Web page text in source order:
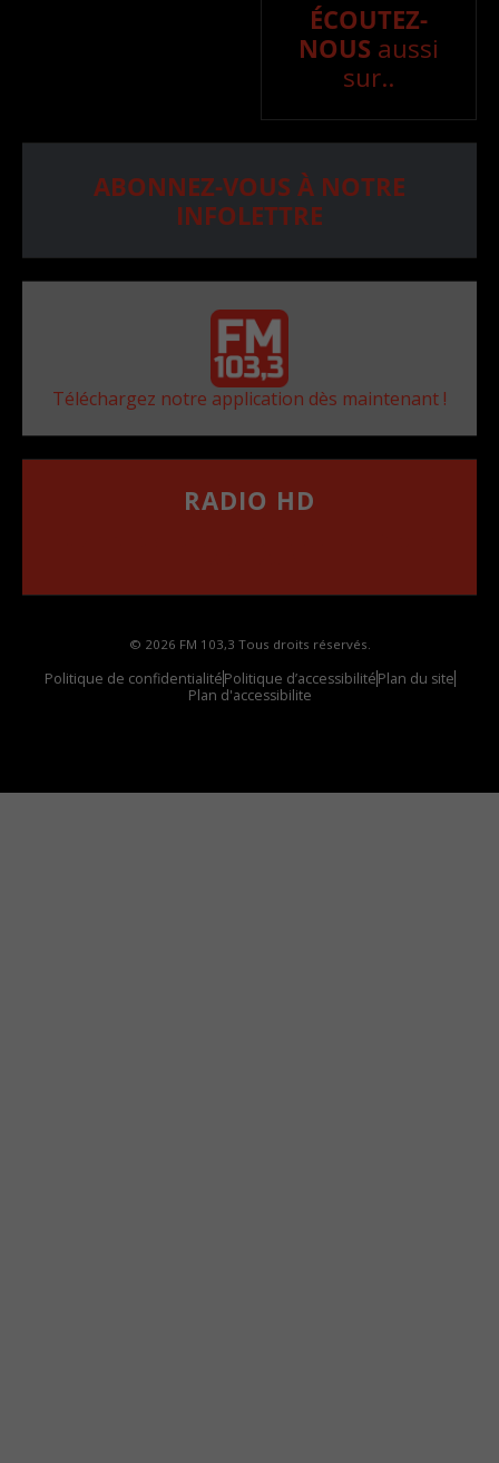
ÉCOUTEZ-
NOUS aussi
sur..
ABONNEZ-VOUS À NOTRE
INFOLETTRE
Téléchargez notre application dès maintenant !
RADIO HD
© 2026 FM 103,3 Tous droits réservés.
Politique de confidentialitéPolitique d’accessibilitéPlan du site
Plan d'accessibilite